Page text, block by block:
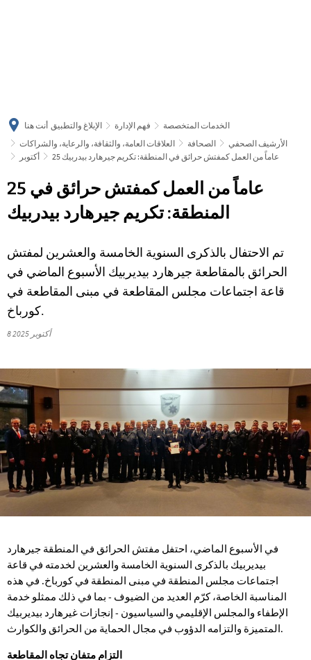
أنت هنا الإبلاغ والتطبيق فهم الإدارة
الخدمات المتخصصة
العلاقات العامة، والثقافة، والرعاية، والشراكات
الصحافة
الأرشيف الصحفي
أكتوبر
25 عاماً من العمل كمفتش حرائق في المنطقة: تكريم جيرهارد بيدربيك
25 عاماً من العمل كمفتش حرائق في
المنطقة: تكريم جيرهارد بيدربيك
تم الاحتفال بالذكرى السنوية الخامسة والعشرين لمفتش
الحرائق بالمقاطعة جيرهارد بيديربيك الأسبوع الماضي في
قاعة اجتماعات مجلس المقاطعة في مبنى المقاطعة في
كورباخ.
8 أكتوبر 2025
في الأسبوع الماضي، احتفل مفتش الحرائق في المنطقة جيرهارد
بيديربيك بالذكرى السنوية الخامسة والعشرين لخدمته في قاعة
اجتماعات مجلس المنطقة في مبنى المنطقة في كورباخ. في هذه
المناسبة الخاصة، كرّم العديد من الضيوف - بما في ذلك ممثلو خدمة
الإطفاء والمجلس الإقليمي والسياسيون - إنجازات غيرهارد بيديربيك
المتميزة والتزامه الدؤوب في مجال الحماية من الحرائق والكوارث.
التزام متفانٍ تجاه المقاطعة